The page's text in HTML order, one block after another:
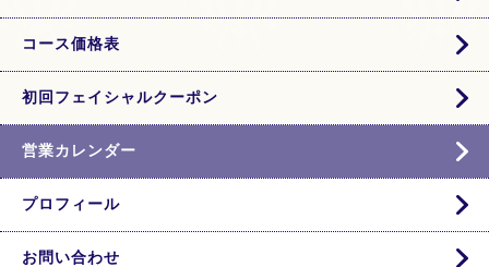
コース価格表
初回フェイシャルクーポン
営業カレンダー
プロフィール
お問い合わせ